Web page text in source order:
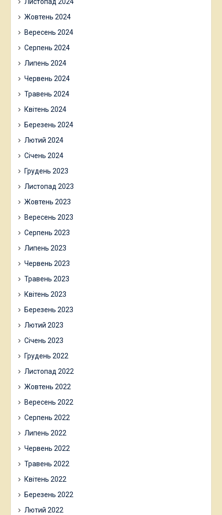
Жовтень 2024
Вересень 2024
Серпень 2024
Липень 2024
Червень 2024
Травень 2024
Квітень 2024
Березень 2024
Лютий 2024
Січень 2024
Грудень 2023
Листопад 2023
Жовтень 2023
Вересень 2023
Серпень 2023
Липень 2023
Червень 2023
Травень 2023
Квітень 2023
Березень 2023
Лютий 2023
Січень 2023
Грудень 2022
Листопад 2022
Жовтень 2022
Вересень 2022
Серпень 2022
Липень 2022
Червень 2022
Травень 2022
Квітень 2022
Березень 2022
Лютий 2022